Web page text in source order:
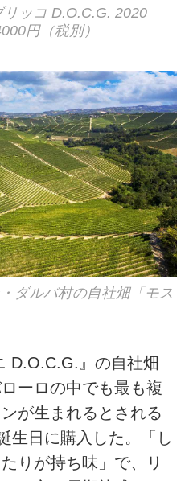
リッコ D.O.C.G. 2020
円（税別）
ダルバ村の自社畑「モス
D.O.C.G.』の自社畑
ーロの中でも最も複
が生まれるとされる
生日に購入した。「し
りが持ち味」で、リ